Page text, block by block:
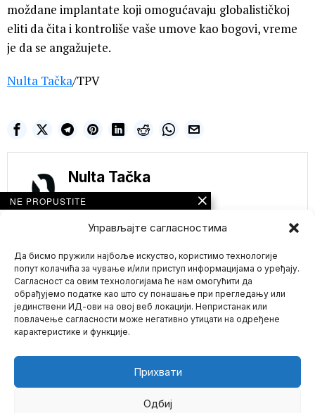
Управљајте сагласностима
Да бисмо пружили најбоље искуство, користимо технологије
попут колачића за чување и/или приступ информацијама о уређају.
Сагласност са овим технологијама ће нам омогућити да
обрађујемо податке као што су понашање при прегледању или
јединствени ИД-ови на овој веб локацији. Непристанак или
повлачење сагласности може негативно утицати на одређене
карактеристике и функције.
Прихвати
Одбиј
moždane implantate koji omogućavaju globalističkoj
eliti da čita i kontroliše vaše umove kao bogovi, vreme
je da se angažujete.
Nulta Tačka/TPV
Nulta Tačka
Mario zna Youtube
NE PROPUSTITE
Zelenski nagrdio
UKRAJINCE jer se
klubovima u Kijevu
dok vojska gine –
(Viralni video)
Ukrajinski predsednik
Volodimir Zelenski
pozvao je svoje građane
da se
isprozivan- Dva
demonstranta
izviždala Kralja
Čarlsa III- „To nije moj